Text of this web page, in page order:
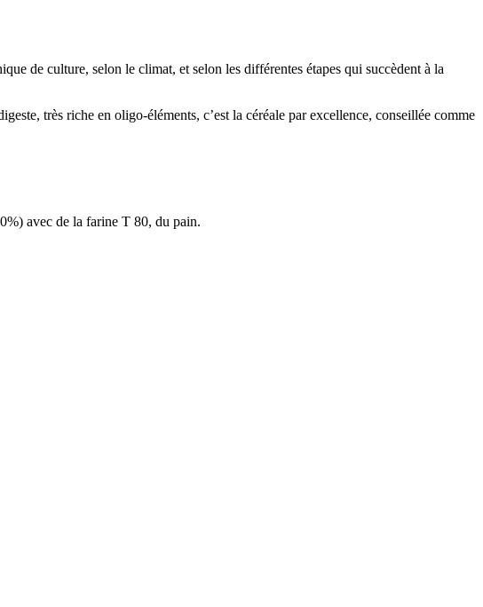
de culture, selon le climat, et selon les différentes étapes qui succèdent à la
très riche en oligo-éléments, c’est la céréale par excellence, conseillée comme
avec de la farine T 80, du pain.